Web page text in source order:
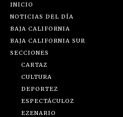
INICIO
NOTICIAS DEL DÍA
BAJA CALIFORNIA
BAJA CALIFORNIA SUR
SECCIONES
CARTAZ
CULTURA
DEPORTEZ
ESPECTÁCULOZ
EZENARIO